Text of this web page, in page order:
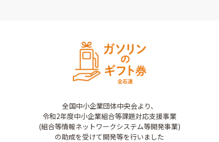
全国中小企業団体中央会より、
令和2年度中小企業組合等課題対応支援事業
(組合等情報ネットワークシステム等開発事業)
の助成を受けて開発等を行いました